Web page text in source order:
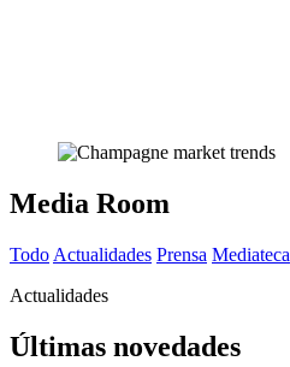
Media Room
Todo Actualidades Prensa Mediateca
Actualidades
Últimas novedades